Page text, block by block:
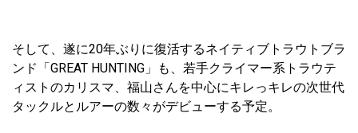
そして、遂に20年ぶりに復活するネイティブトラウトブラ
ンド「GREAT HUNTING」も、若手クライマー系トラウテ
ィストのカリスマ、福山さんを中心にキレっキレの次世代
タックルとルアーの数々がデビューする予定。